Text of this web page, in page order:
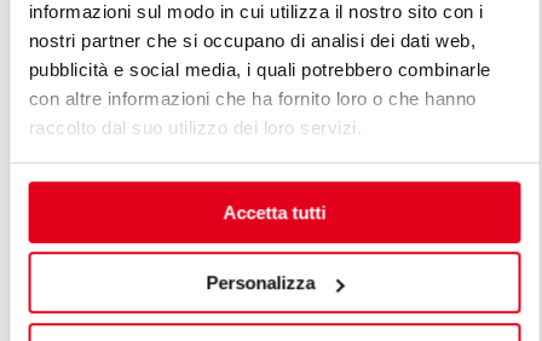
informazioni sul modo in cui utilizza il nostro sito con i
nostri partner che si occupano di analisi dei dati web,
pubblicità e social media, i quali potrebbero combinarle
con altre informazioni che ha fornito loro o che hanno
raccolto dal suo utilizzo dei loro servizi.
Accetta tutti
Personalizza
DÉCOUVREZ TOUTES LES LIGNES
DE LIGNE PREMIUM
Les lignes premium sont la réponse aux exigences
diversifiées des professionnels. Une cuisine modulable
spécifiques du client, en maintenant des standards
élevés de fonctionnalité, efficacité énergétique,
sécurité et technologie, unis à des lignes d'une beauté
raffinée.